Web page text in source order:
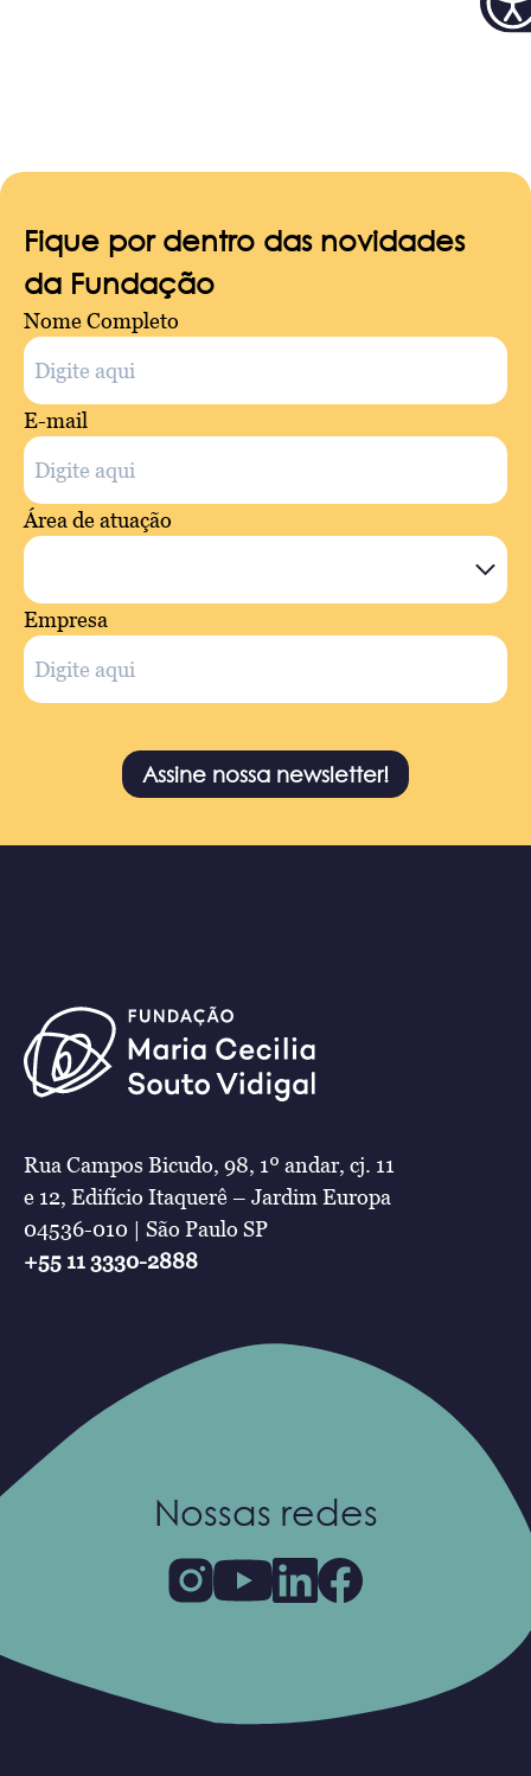
Fique por dentro das novidades
da Fundação
Nome Completo
E-mail
Área de atuação
Empresa
Assine nossa newsletter!
Rua Campos Bicudo, 98, 1º andar, cj. 11
e 12, Edifício Itaquerê – Jardim Europa
04536-010 | São Paulo SP
+55 11 3330-2888
Nossas redes